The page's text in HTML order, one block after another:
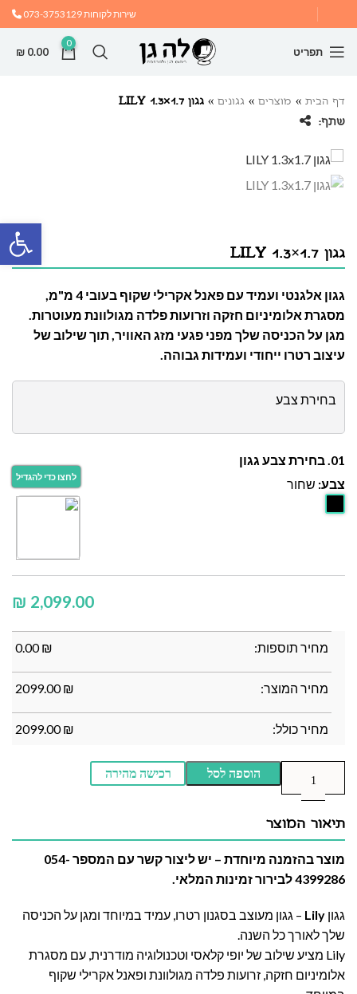
שירות לקוחות073-3753129
תפריט
0
₪ 0.00
דף הבית » מוצרים » גגונים » גגון LILY 1.3×1.7
שתף:
גגון LILY 1.3×1.7
גגון אלגנטי ועמיד עם פאנל אקרילי שקוף בעובי 4 מ"מ,
מסגרת אלומיניום חזקה וזרועות פלדה מגולוונת מעוטרות.
מגן על הכניסה שלך מפני פגעי מזג האוויר, תוך שילוב של
עיצוב רטרו ייחודי ועמידות גבוהה.
בחירת צבע
01. בחירת צבע גגון
צבע: שחור
₪
מחיר תוספות: ₪
0.00
מחיר המוצר: ₪
2099.00
מחיר כולל: ₪
2099.00
הוספה לסל רכישה מהירה
תיאור המוצר
מוצר בהזמנה מיוחדת – יש ליצור קשר עם המספר 054-
4399286 לבירור זמינות המלאי.
גגון Lily – גגון מעוצב בסגנון רטרו, עמיד במיוחד ומגן על הכניסה
שלך לאורך כל השנה.
Lily מציע שילוב של יופי קלאסי וטכנולוגיה מודרנית, עם מסגרת
אלומיניום חזקה, זרועות פלדה מגולוונת ופאנל אקרילי שקוף